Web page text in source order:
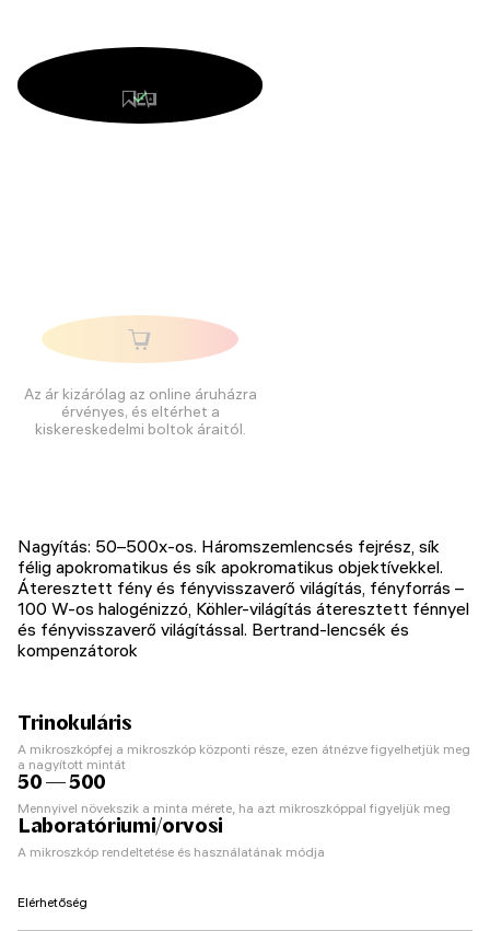
Az ár kizárólag az online áruházra
érvényes, és eltérhet a
kiskereskedelmi boltok áraitól.
Nagyítás: 50–500x-os. Háromszemlencsés fejrész, sík
félig apokromatikus és sík apokromatikus objektívekkel.
Áteresztett fény és fényvisszaverő világítás, fényforrás –
100 W-os halogénizzó, Köhler-világítás áteresztett fénnyel
és fényvisszaverő világítással. Bertrand-lencsék és
kompenzátorok
Trinokuláris
A mikroszkópfej a mikroszkóp központi része, ezen átnézve figyelhetjük meg
a nagyított mintát
50 — 500
Mennyivel növekszik a minta mérete, ha azt mikroszkóppal figyeljük meg
Laboratóriumi/orvosi
A mikroszkóp rendeltetése és használatának módja
Elérhetőség